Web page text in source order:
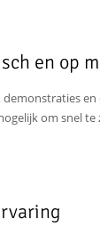
en op
en
om snel te